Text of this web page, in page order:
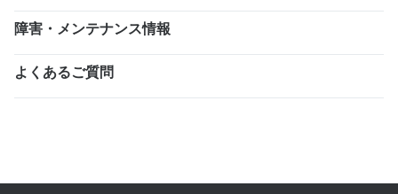
障害・メンテナンス情報
よくあるご質問